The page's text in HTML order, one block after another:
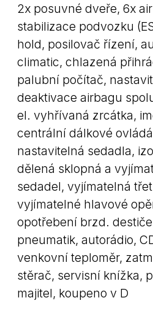
2x posuvné dveře, 6x
stabilizace podvozku
hold, posilovač řízení,
climatic, chlazená
palubní počítač,
deaktivace airbagu
el. vyhřívaná zrcátka,
centrální dálkové
nastavitelná sedadla,
dělená sklopná a
sedadel, vyjímatelná
vyjímatelné hlavové
opotřebení brzd.
pneumatik, autorádio,
venkovní teploměr,
stěrač, servisní knížka,
majitel, koupeno v D